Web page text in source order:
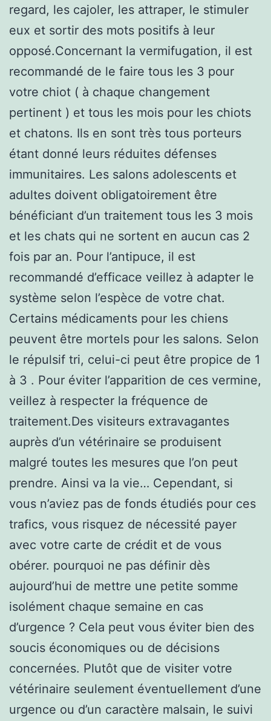
regard, les cajoler, les attraper, le stimuler
eux et sortir des mots positifs à leur
opposé.Concernant la vermifugation, il est
recommandé de le faire tous les 3 pour
votre chiot ( à chaque changement
pertinent ) et tous les mois pour les chiots
et chatons. Ils en sont très tous porteurs
étant donné leurs réduites défenses
immunitaires. Les salons adolescents et
adultes doivent obligatoirement être
bénéficiant d’un traitement tous les 3 mois
et les chats qui ne sortent en aucun cas 2
fois par an. Pour l’antipuce, il est
recommandé d’efficace veillez à adapter le
système selon l’espèce de votre chat.
Certains médicaments pour les chiens
peuvent être mortels pour les salons. Selon
le répulsif tri, celui-ci peut être propice de 1
à 3 . Pour éviter l’apparition de ces vermine,
veillez à respecter la fréquence de
traitement.Des visiteurs extravagantes
auprès d’un vétérinaire se produisent
malgré toutes les mesures que l’on peut
prendre. Ainsi va la vie… Cependant, si
vous n’aviez pas de fonds étudiés pour ces
trafics, vous risquez de nécessité payer
avec votre carte de crédit et de vous
obérer. pourquoi ne pas définir dès
aujourd’hui de mettre une petite somme
isolément chaque semaine en cas
d’urgence ? Cela peut vous éviter bien des
soucis économiques ou de décisions
concernées. Plutôt que de visiter votre
vétérinaire seulement éventuellement d’une
urgence ou d’un caractère malsain, le suivi